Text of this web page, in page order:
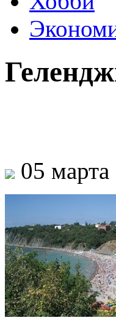
05